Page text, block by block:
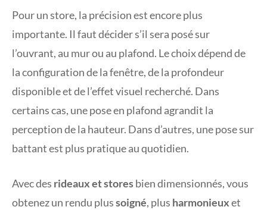
Pour un store, la précision est encore plus
importante. Il faut décider s’il sera posé sur
l’ouvrant, au mur ou au plafond. Le choix dépend de
la configuration de la fenêtre, de la profondeur
disponible et de l’effet visuel recherché. Dans
certains cas, une pose en plafond agrandit la
perception de la hauteur. Dans d’autres, une pose sur
battant est plus pratique au quotidien.
Avec des rideaux et storesbien dimensionnés, vous
obtenez un rendu plussoigné, plus harmonieuxet